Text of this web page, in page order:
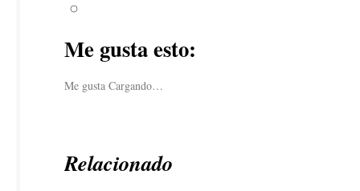
Me gusta esto:
Me gusta Cargando…
Relacionado